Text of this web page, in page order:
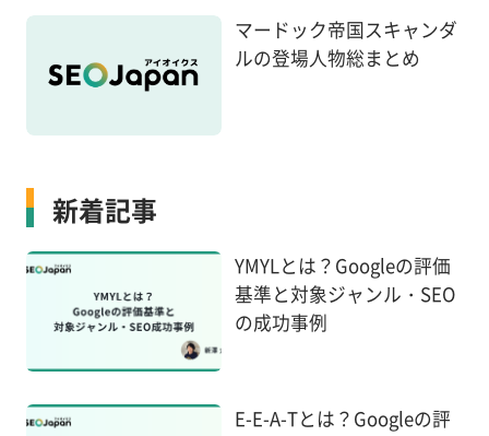
マードック帝国スキャンダ
ルの登場人物総まとめ
新着記事
YMYLとは？Googleの評価
基準と対象ジャンル・SEO
の成功事例
E-E-A-Tとは？Googleの評